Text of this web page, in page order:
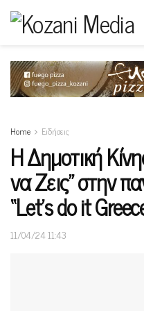
Home Ειδήσεις
Η Δημοτική
να Ζεις” στην
“Let’s do it
11/04/24 11:43